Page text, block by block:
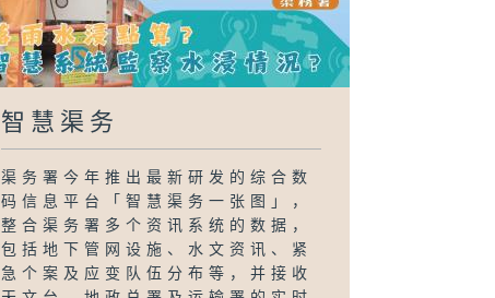
智慧渠务
渠务署今年推出最新研发的综合数
码信息平台「智慧渠务一张图」，
整合渠务署多个资讯系统的数据，
包括地下管网设施、水文资讯、紧
急个案及应变队伍分布等，并接收